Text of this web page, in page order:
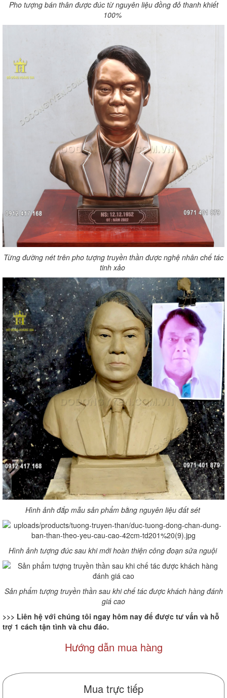
Pho tượng bán thân được đúc từ nguyên liệu đồng đỏ thanh khiết
100%
Từng đường nét trên pho tượng truyền thần được nghệ nhân chế tác
tinh xảo
Hình ảnh đắp mẫu sản phẩm bằng nguyên liệu đất sét
Hình ảnh tượng đúc sau khi mới hoàn thiện công đoạn sửa nguội
Sản phẩm tượng truyền thần sau khi chế tác được khách hàng đánh
giá cao
>>> Liên hệ với chúng tôi ngay hôm nay để được tư vấn và hỗ
trợ 1 cách tận tình và chu đáo.
Hướng dẫn mua hàng
Mua trực tiếp